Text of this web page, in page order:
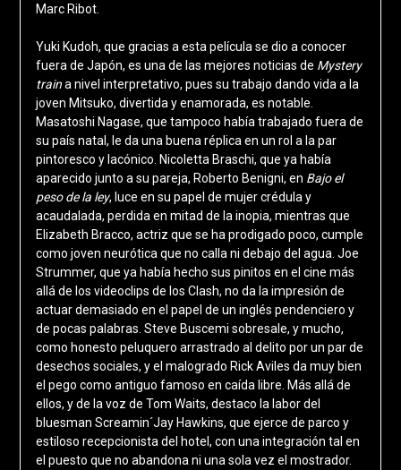
Marc Ribot.
Yuki Kudoh, que gracias a esta película se dio a conocer
fuera de Japón, es una de las mejores noticias de Mystery
traina nivel interpretativo, pues su trabajo dando vida a la
joven Mitsuko, divertida y enamorada, es notable.
Masatoshi Nagase, que tampoco había trabajado fuera de
su país natal, le da una buena réplica en un rol a la par
pintoresco y lacónico. Nicoletta Braschi, que ya había
aparecido junto a su pareja, Roberto Benigni, en Bajo el
peso de la ley, luce en su papel de mujer crédula y
acaudalada, perdida en mitad de la inopia, mientras que
Elizabeth Bracco, actriz que se ha prodigado poco, cumple
como joven neurótica que no calla ni debajo del agua. Joe
Strummer, que ya había hecho sus pinitos en el cine más
allá de los videoclips de los Clash, no da la impresión de
actuar demasiado en el papel de un inglés pendenciero y
de pocas palabras. Steve Buscemi sobresale, y mucho,
como honesto peluquero arrastrado al delito por un par de
desechos sociales, y el malogrado Rick Aviles da muy bien
el pego como antiguo famoso en caída libre. Más allá de
ellos, y de la voz de Tom Waits, destaco la labor del
bluesman Screamin´Jay Hawkins, que ejerce de parco y
estiloso recepcionista del hotel, con una integración tal en
el puesto que no abandona ni una sola vez el mostrador.